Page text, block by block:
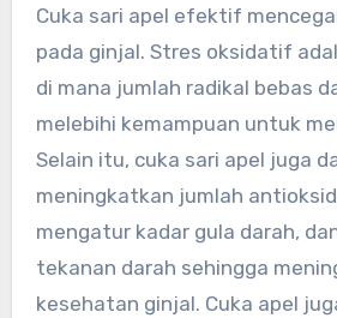
Cuka sari apel efektif
pada ginjal. Stres oksidatif
di mana jumlah radikal bebas
melebihi kemampuan untuk
Selain itu, cuka sari apel juga
meningkatkan jumlah
mengatur kadar gula darah,
tekanan darah sehingga
kesehatan ginjal. Cuka apel